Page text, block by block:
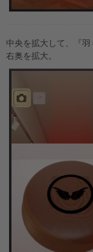
中央を拡大して、『羽
右奥を拡大。